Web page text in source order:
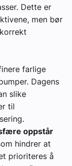
Dette er
men bør
farlige
Dagens
slike
til
oppstår
hindrer at
prioriteres å